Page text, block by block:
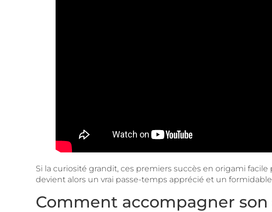
Si la curiosité grandit, ces premiers succès en origami
devient alors un vrai passe-temps apprécié et un
Comment accompagner